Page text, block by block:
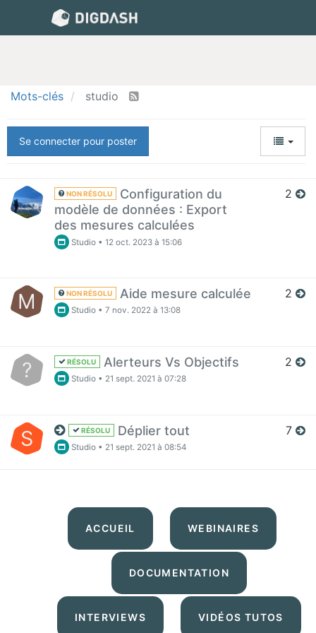
Mots-clés studio
Se connecter pour poster
NON RÉSOLU
Configuration du
modèle de données : Export
des mesures calculées
Studio •12 oct. 2023 à 15:06
2
M NON RÉSOLU Aide mesure calculée
Studio •7 nov. 2022 à 13:08
2
? RÉSOLU Alerteurs Vs Objectifs
Studio • 21 sept. 2021 à 07:28
2
S RÉSOLU Déplier tout
Studio • 21 sept. 2021 à 08:54
7
ACCUEIL WEBINAIRES
DOCUMENTATION
INTERVIEWS VIDÉOS TUTOS